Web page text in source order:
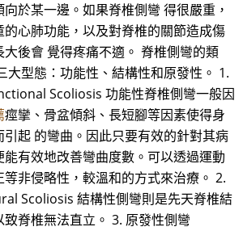
於某一邊。如果脊椎側彎 得很嚴重，
心肺功能，以及對脊椎的關節造成傷
後會 覺得疼痛不適。 脊椎側彎的類
大型態：功能性、結構性和原發性。 1.
Scoliosis 功能性脊椎側彎一般因
痙攣、骨盆傾斜、長短腳等因素使得身
起 的彎曲。因此只要有效的針對其病
有效地改善彎曲度數。可以透過運動
非侵略性，較溫和的方式來治療。 2.
Scoliosis 結構性側彎則是先天脊椎結
脊椎無法直立。 3. 原發性側彎